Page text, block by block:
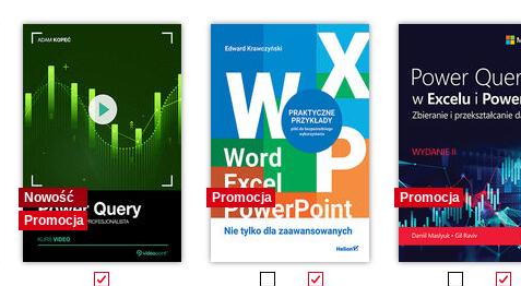
Nowość
Promocja
Promocja Promocja